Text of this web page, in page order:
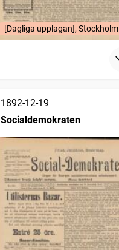
[Dagliga upplagan], Stockholm
1892-12-19
Socialdemokraten